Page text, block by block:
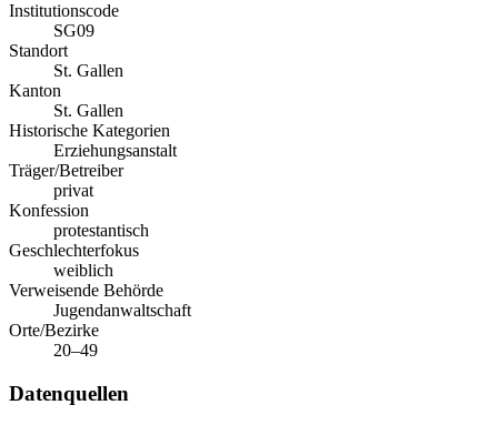
Institutionscode
SG09
Standort
St. Gallen
Kanton
St. Gallen
Historische Kategorien
Erziehungsanstalt
Träger/Betreiber
privat
Konfession
protestantisch
Geschlechterfokus
weiblich
Verweisende Behörde
Jugendanwaltschaft
Orte/Bezirke
20–49
Datenquellen